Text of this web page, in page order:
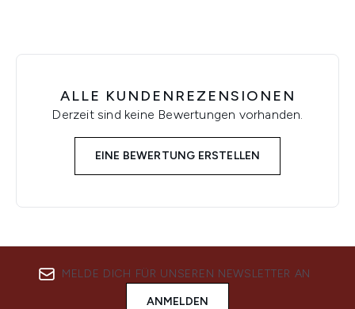
ALLE KUNDENREZENSIONEN
Derzeit sind keine Bewertungen vorhanden.
EINE BEWERTUNG ERSTELLEN
MELDE DICH FÜR UNSEREN NEWSLETTER AN
ANMELDEN